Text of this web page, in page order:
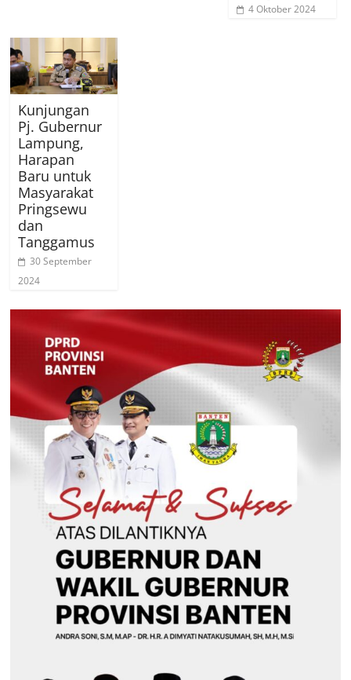
4 Oktober 2024
Kunjungan
Pj. Gubernur
Lampung,
Harapan
Baru untuk
Masyarakat
Pringsewu
dan
Tanggamus
30 September
2024